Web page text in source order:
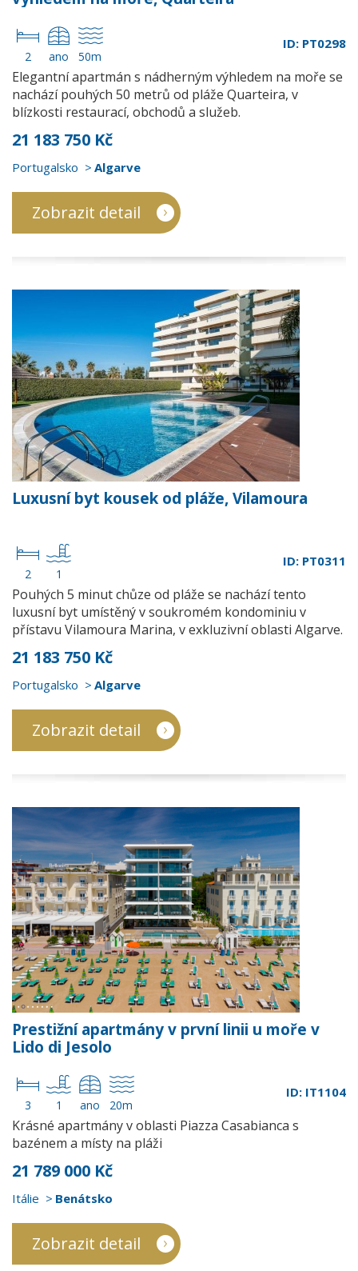
2 ano 50m
ID: PT0298
Elegantní apartmán s nádherným výhledem na moře se
nachází pouhých 50 metrů od pláže Quarteira, v
blízkosti restaurací, obchodů a služeb.
21 183 750 Kč
Portugalsko Algarve
Zobrazit detail
Luxusní byt kousek od pláže, Vilamoura
2 1
ID: PT0311
Pouhých 5 minut chůze od pláže se nachází tento
luxusní byt umístěný v soukromém kondominiu v
přístavu Vilamoura Marina, v exkluzivní oblasti Algarve.
21 183 750 Kč
Portugalsko Algarve
Zobrazit detail
Prestižní apartmány v první linii u moře v
Lido di Jesolo
3 1 ano 20m
ID: IT1104
Krásné apartmány v oblasti Piazza Casabianca s
bazénem a místy na pláži
21 789 000 Kč
Itálie Benátsko
Zobrazit detail